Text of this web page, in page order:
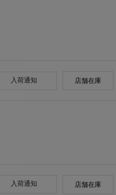
入荷通知 店舗在庫
入荷通知 店舗在庫